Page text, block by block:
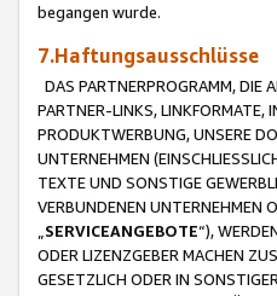
begangen wurde.
7.Haftungsausschlüsse
DAS PARTNERPROGRAMM, DIE
PARTNER-LINKS, LINKFORMATE,
PRODUKTWERBUNG, UNSERE
UNTERNEHMEN
TEXTE UND SONSTIGE
VERBUNDENEN UNTERNEHMEN
SERVICEANGEBOTE“),
ODER LIZENZGEBER MACHEN
GESETZLICH ODER IN